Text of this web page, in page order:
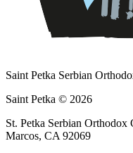
Saint Petka Serbian
Saint Petka © 2026
St. Petka Serbian
Marcos, CA 92069